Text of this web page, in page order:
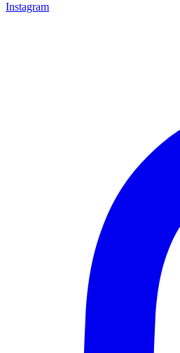
Instagram